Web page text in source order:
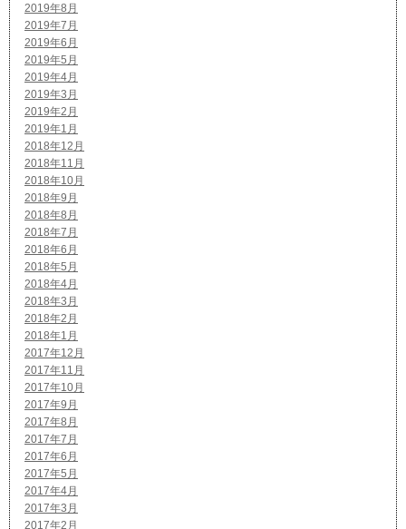
2019年8月
2019年7月
2019年6月
2019年5月
2019年4月
2019年3月
2019年2月
2019年1月
2018年12月
2018年11月
2018年10月
2018年9月
2018年8月
2018年7月
2018年6月
2018年5月
2018年4月
2018年3月
2018年2月
2018年1月
2017年12月
2017年11月
2017年10月
2017年9月
2017年8月
2017年7月
2017年6月
2017年5月
2017年4月
2017年3月
2017年2月